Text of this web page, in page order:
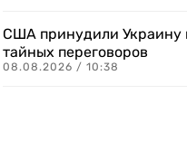
США принудили Украину
тайных переговоров
08.08.2026 / 10:38